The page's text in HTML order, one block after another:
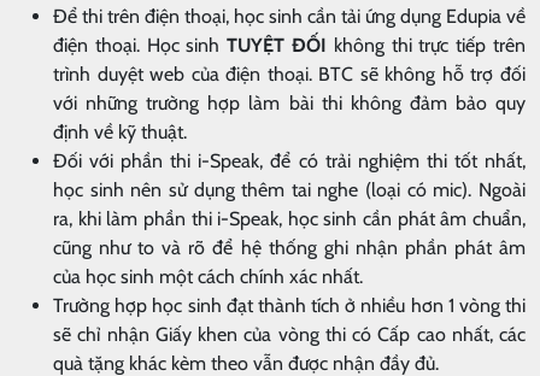
Để thi trên điện thoại, học sinh cần tải ứng dụng Edupia về
điện thoại. Học sinhTUYỆT ĐỐI không thi trực tiếp trên
trình duyệt web của điện thoại. BTC sẽ không hỗ trợ đối
với những trường hợp làm bài thi không đảm bảo quy
định về kỹ thuật.
Đối với phần thi i-Speak, để có trải nghiệm thi tốt nhất,
học sinh nên sử dụng thêm tai nghe (loại có mic). Ngoài
ra, khi làm phần thi i-Speak, học sinh cần phát âm chuẩn,
cũng như to và rõ để hệ thống ghi nhận phần phát âm
của học sinh một cách chính xác nhất.
Trường hợp học sinh đạt thành tích ở nhiều hơn 1 vòng thi
sẽ chỉ nhận Giấy khen của vòng thi có Cấp cao nhất, các
quà tặng khác kèm theo vẫn được nhận đầy đủ.